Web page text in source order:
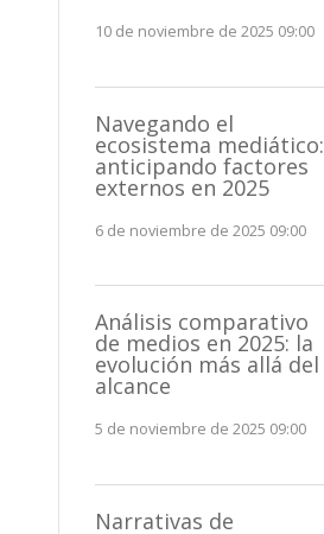
10 de noviembre de 2025 09:00
Navegando el
ecosistema mediático:
anticipando factores
externos en 2025
6 de noviembre de 2025 09:00
Análisis comparativo
de medios en 2025: la
evolución más allá del
alcance
5 de noviembre de 2025 09:00
Narrativas de